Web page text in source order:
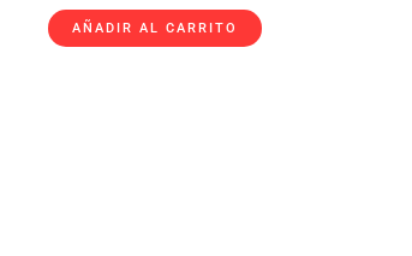
Valorado
con
0
AÑADIR AL CARRITO